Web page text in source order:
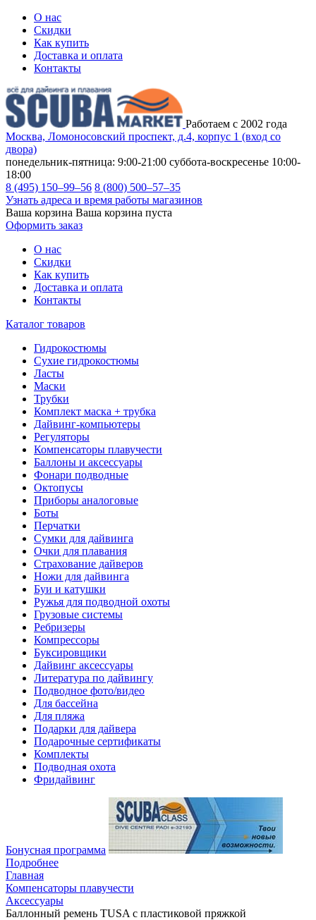
О нас
Скидки
Как купить
Доставка и оплата
Контакты
Работаем с 2002 года
Москва, Ломоносовский проспект, д.4, корпус 1 (вход со
двора)
понедельник-пятница: 9:00-21:00 суббота-воскресенье 10:00-
18:00
8 (495) 150–99–56 8 (800) 500–57–35
Узнать адреса и время работы магазинов
Ваша корзина Ваша корзина пуста
Оформить заказ
О нас
Скидки
Как купить
Доставка и оплата
Контакты
Каталог товаров
Гидрокостюмы
Сухие гидрокостюмы
Ласты
Маски
Трубки
Комплект маска + трубка
Дайвинг-компьютеры
Регуляторы
Компенсаторы плавучести
Баллоны и аксессуары
Фонари подводные
Октопусы
Приборы аналоговые
Боты
Перчатки
Сумки для дайвинга
Очки для плавания
Страхование дайверов
Ножи для дайвинга
Буи и катушки
Ружья для подводной охоты
Грузовые системы
Ребризеры
Компрессоры
Буксировщики
Дайвинг аксессуары
Литература по дайвингу
Подводное фото/видео
Для бассейна
Для пляжа
Подарки для дайвера
Подарочные сертификаты
Комплекты
Подводная охота
Фридайвинг
Бонусная программа
Подробнее
Главная
Компенсаторы плавучести
Аксессуары
Баллонный ремень TUSA с пластиковой пряжкой